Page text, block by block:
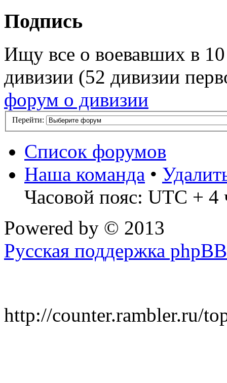
Подпись
Ищу все о воевавших в 10
дивизии (52 дивизии
форум о дивизии
Перейти:
Список форумов
Наша команда •
Часовой пояс: UTC + 4
Powered by © 2013
Русская поддержка phpBB
http://counter.rambler.ru/